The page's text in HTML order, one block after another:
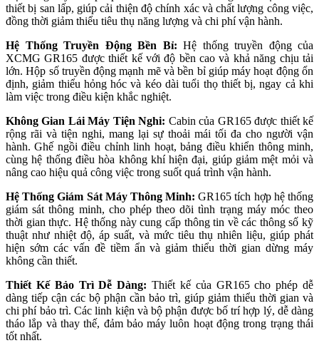
thiết bị san lấp, giúp cải thiện độ chính xác và chất lượng công việc,
đồng thời giảm thiểu tiêu thụ năng lượng và chi phí vận hành.
Hệ Thống Truyền Động Bền Bỉ: Hệ thống truyền động của
XCMG GR165 được thiết kế với độ bền cao và khả năng chịu tải
lớn. Hộp số truyền động mạnh mẽ và bền bỉ giúp máy hoạt động ổn
định, giảm thiểu hỏng hóc và kéo dài tuổi thọ thiết bị, ngay cả khi
làm việc trong điều kiện khắc nghiệt.
Không Gian Lái Máy Tiện Nghi: Cabin của GR165 được thiết kế
rộng rãi và tiện nghi, mang lại sự thoải mái tối đa cho người vận
hành. Ghế ngồi điều chỉnh linh hoạt, bảng điều khiển thông minh,
cùng hệ thống điều hòa không khí hiện đại, giúp giảm mệt mỏi và
nâng cao hiệu quả công việc trong suốt quá trình vận hành.
Hệ Thống Giám Sát Máy Thông Minh:GR165 tích hợp hệ thống
giám sát thông minh, cho phép theo dõi tình trạng máy móc theo
thời gian thực. Hệ thống này cung cấp thông tin về các thông số kỹ
thuật như nhiệt độ, áp suất, và mức tiêu thụ nhiên liệu, giúp phát
hiện sớm các vấn đề tiềm ẩn và giảm thiểu thời gian dừng máy
không cần thiết.
Thiết Kế Bảo Trì Dễ Dàng: Thiết kế của GR165 cho phép dễ
dàng tiếp cận các bộ phận cần bảo trì, giúp giảm thiểu thời gian và
chi phí bảo trì. Các linh kiện và bộ phận được bố trí hợp lý, dễ dàng
tháo lắp và thay thế, đảm bảo máy luôn hoạt động trong trạng thái
tốt nhất.